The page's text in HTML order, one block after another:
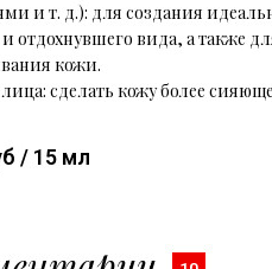
и т. д.): для создания
отдохнувшего вида, а также
кожи.
сделать кожу более
/ 15 мл